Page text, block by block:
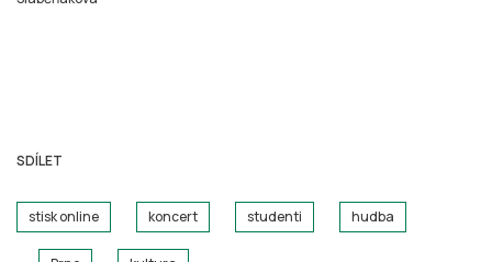
SDÍLET
stisk online koncert studenti hudba